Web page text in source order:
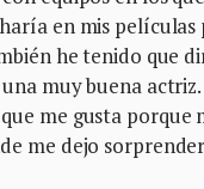
en mis
he tenido que
muy buena
me gusta porque
me dejo